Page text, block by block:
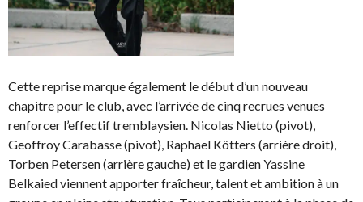
Cette reprise marque également le début d’un nouveau
chapitre pour le club, avec l’arrivée de cinq recrues venues
renforcer l’effectif tremblaysien. Nicolas Nietto (pivot),
Geoffroy Carabasse (pivot), Raphael Kötters (arrière droit),
Torben Petersen (arrière gauche) et le gardien Yassine
Belkaied viennent apporter fraîcheur, talent et ambition à un